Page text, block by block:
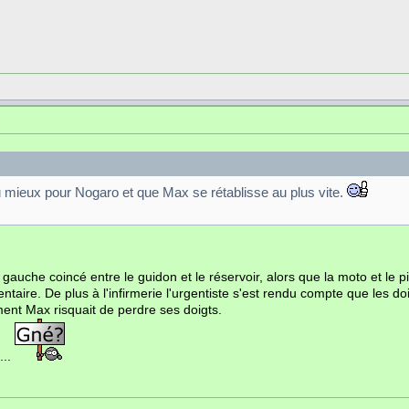
pour Nogaro et que Max se rétablisse au plus vite.
coincé entre le guidon et le réservoir, alors que la moto et le
De plus à l'infirmerie l'urgentiste s'est rendu compte que les
Max risquait de perdre ses doigts.